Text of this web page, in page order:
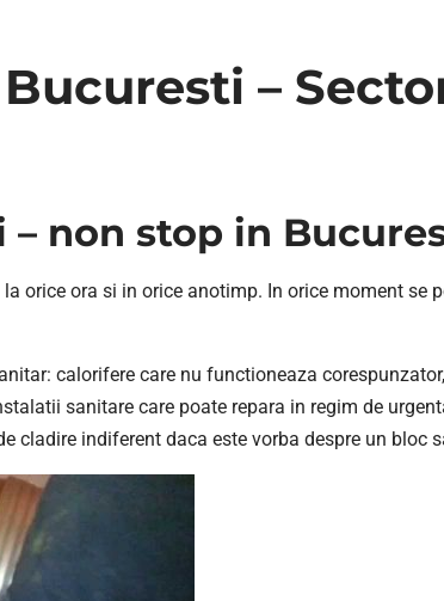
–
non stop in
orice ora si in orice anotimp. In orice moment se
calorifere care nu functioneaza
sanitare care poate repara in regim de
cladire indiferent daca este vorba despre un bloc